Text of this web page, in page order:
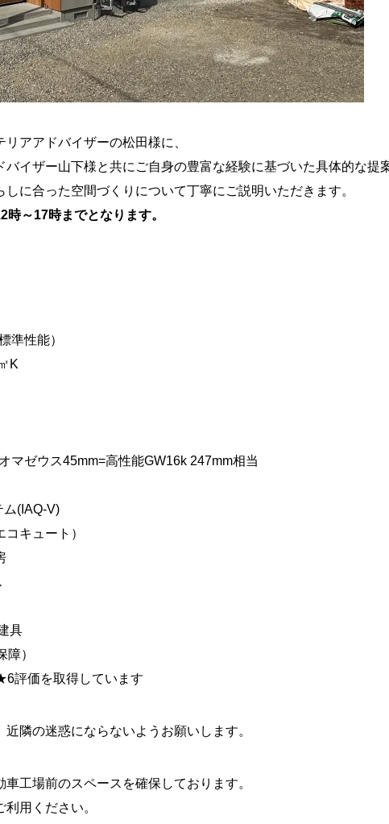
アアドバイザーの松田様に、
イザー山下様と共にご自身の豊富な経験に基づいた具体的な提
に合った空間づくりについて丁寧にご説明いただきます。
時～17時までとなります。
準性能）
K
マゼウス45mm=高性能GW16k 247mm相当
ム(IAQ-V)
キュート）
具
）
評価を取得しています
隣の迷惑にならないようお願いします。
工場前のスペースを確保しております。
用ください。